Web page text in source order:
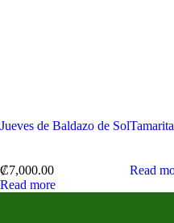
Jueves de Baldazo de Sol
₡7,000.00
Read more
Tamarita
Read